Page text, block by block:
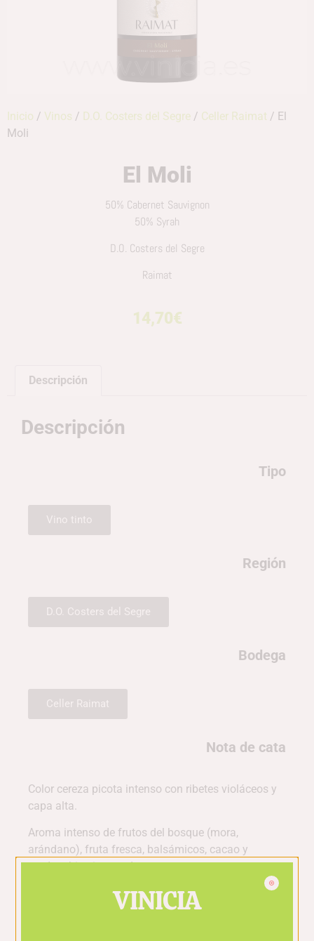
Inicio / Vinos / D.O. Costers del Segre / Celler Raimat / El
Moli
El Moli
50% Cabernet Sauvignon
50% Syrah
D.O. Costers del Segre
Raimat
14,70€
Descripción
Descripción
Tipo
Vino tinto
Región
D.O. Costers del Segre
Bodega
Celler Raimat
Nota de cata
Color cereza picota intenso con ribetes violáceos y
capa alta.
Aroma intenso de frutos del bosque (mora,
arándano), fruta fresca, balsámicos, cacao y
madera bien integrada.
Entrada amplia, cuerpo potente, taninos
aterciopelados, buena estructura, acabado largo
VINICIA